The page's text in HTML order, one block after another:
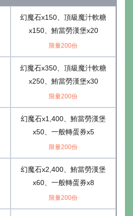
幻魔石x150、頂級魔汁軟糖
x150、鮪當勞漢堡x20
限量200份
幻魔石x350、頂級魔汁軟糖
x250、鮪當勞漢堡x30
限量200份
幻魔石x1,400、鮪當勞漢堡
x50、一般轉蛋券x5
限量200份
幻魔石x2,400、鮪當勞漢堡
x60、一般轉蛋券x8
限量200份